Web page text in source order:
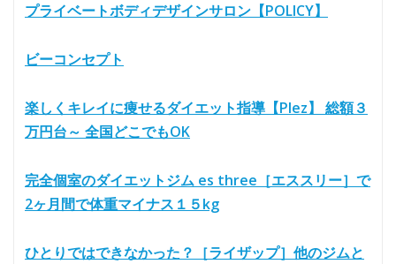
プライベートボディデザインサロン【POLICY】
ビーコンセプト
楽しくキレイに痩せるダイエット指導【Plez】 総額３
万円台～ 全国どこでもOK
完全個室のダイエットジム es three［エススリー］で
2ヶ月間で体重マイナス１５kg
ひとりではできなかった？［ライザップ］他のジムと